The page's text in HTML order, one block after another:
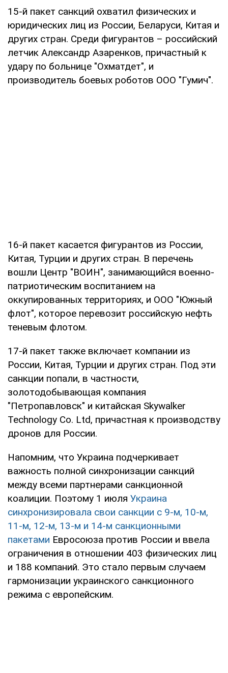
15-й пакет санкций охватил физических и
юридических лиц из России, Беларуси, Китая и
других стран. Среди фигурантов – российский
летчик Александр Азаренков, причастный к
удару по больнице "Охматдет", и
производитель боевых роботов ООО "Гумич".
16-й пакет касается фигурантов из России,
Китая, Турции и других стран. В перечень
вошли Центр "ВОИН", занимающийся военно-
патриотическим воспитанием на
оккупированных территориях, и ООО "Южный
флот", которое перевозит российскую нефть
теневым флотом.
17-й пакет также включает компании из
России, Китая, Турции и других стран. Под эти
санкции попали, в частности,
золотодобывающая компания
"Петропавловск" и китайская Skywalker
Technology Co. Ltd, причастная к производству
дронов для России.
Напомним, что Украина подчеркивает
важность полной синхронизации санкций
между всеми партнерами санкционной
коалиции. Поэтому 1 июля Украина
синхронизировала свои санкции с 9-м, 10-м,
11-м, 12-м, 13-м и 14-м санкционными
пакетами Евросоюза против России и ввела
ограничения в отношении 403 физических лиц
и 188 компаний. Это стало первым случаем
гармонизации украинского санкционного
режима с европейским.